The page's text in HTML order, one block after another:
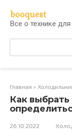
контенту
booquest
Все о технике
Поиск:
Главная »
Как
26.10.2022